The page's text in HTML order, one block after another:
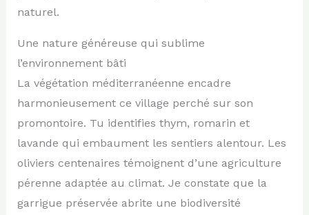
naturel.
Une nature généreuse qui sublime
l’environnement bâti
La végétation méditerranéenne encadre
harmonieusement ce village perché sur son
promontoire. Tu identifies thym, romarin et
lavande qui embaument les sentiers alentour. Les
oliviers centenaires témoignent d’une agriculture
pérenne adaptée au climat. Je constate que la
garrigue préservée abrite une biodiversité